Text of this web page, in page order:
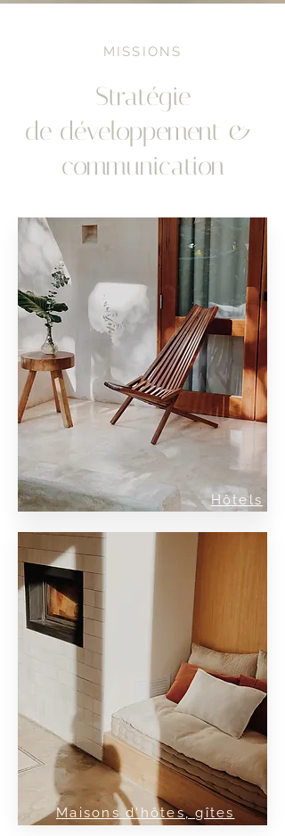
MISSIONS
Stratégie
de développement &
communication
Hôtels
Maisons d'hôtes, gîtes